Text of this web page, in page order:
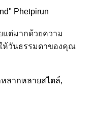
Phetpirun
ยแต่มากด้วยความ
ห้วันธรรมดาของคุณ
หลากหลายสไตล์,